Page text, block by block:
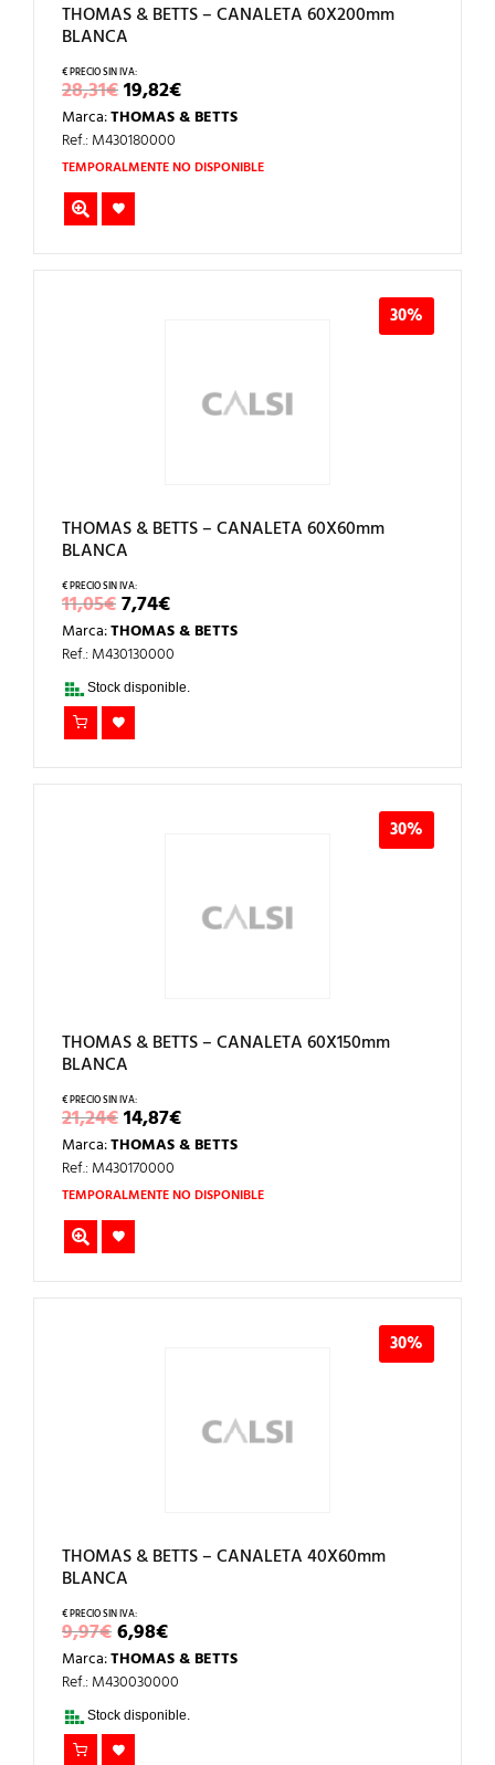
THOMAS & BETTS – CANALETA 60X200mm
BLANCA
28,31€EL
PRECIO
ORIGINAL
ERA:
28,31€.
19,82€EL
PRECIO
ACTUAL
19,82€.
Marca:THOMAS & BETTS
Ref.: M430180000
TEMPORALMENTE NO DISPONIBLE
30%
THOMAS & BETTS – CANALETA 60X60mm
BLANCA
11,05€EL
PRECIO
ORIGINAL
ERA:
11,05€.
7,74€EL
PRECIO
ACTUAL
ES:
7,74€.
Marca:THOMAS & BETTS
Ref.: M430130000
Stock disponible.
30%
THOMAS & BETTS – CANALETA 60X150mm
BLANCA
21,24€EL
PRECIO
ORIGINAL
ERA:
21,24€.
14,87€EL
PRECIO
ACTUAL
14,87€.
Marca:THOMAS & BETTS
Ref.: M430170000
TEMPORALMENTE NO DISPONIBLE
30%
THOMAS & BETTS – CANALETA 40X60mm
BLANCA
9,97€EL
PRECIO
ORIGINAL
ERA:
9,97€.
6,98€EL
PRECIO
ACTUAL
ES:
6,98€.
Marca:THOMAS & BETTS
Ref.: M430030000
Stock disponible.